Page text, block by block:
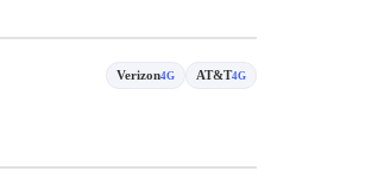
Verizon4G AT&T4G